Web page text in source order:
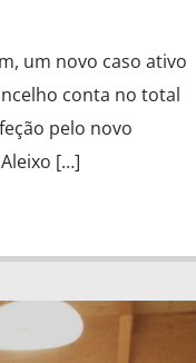
um novo caso ativo
conta no total
pelo novo
[…]